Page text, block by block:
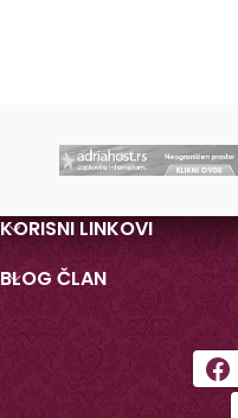
KORISNI LINKOVI
BLOG ČLAN